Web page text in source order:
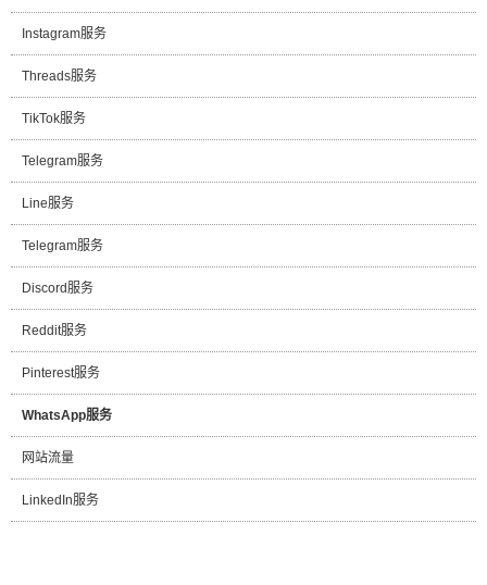
Instagram服务
Threads服务
TikTok服务
Telegram服务
Line服务
Telegram服务
Discord服务
Reddit服务
Pinterest服务
WhatsApp服务
网站流量
LinkedIn服务